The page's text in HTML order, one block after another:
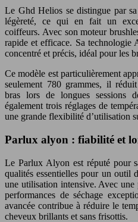
Le Ghd Helios se distingue par
légèreté, ce qui en fait un
coiffeurs. Avec son moteur
rapide et efficace. Sa
concentré et précis, idéal pour les
Ce modèle est particulièrement
seulement 780 grammes, il
bras lors de longues sessions
également trois réglages de
une grande flexibilité d’utilisation
Parlux alyon : fiabilité et
Le Parlux Alyon est réputé pour
qualités essentielles pour un outil
une utilisation intensive. Avec
performances de séchage
avancée contribue à réduire le
cheveux brillants et sans frisottis.